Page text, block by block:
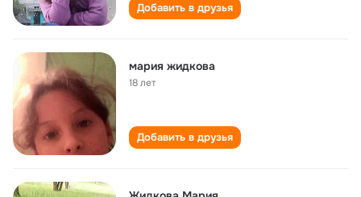
Добавить в друзья
мария жидкова
18 лет
Добавить в друзья